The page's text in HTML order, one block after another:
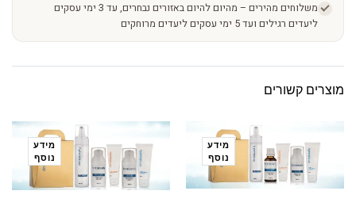
משלוחים מהירים – מהיום להיום באזורים נבחרים, עד 3 ימי עסקים
ליעדים רגילים ועד 5 ימי עסקים ליעדים מרוחקים
מוצרים קשורים
מידע
נוסף
מידע
נוסף